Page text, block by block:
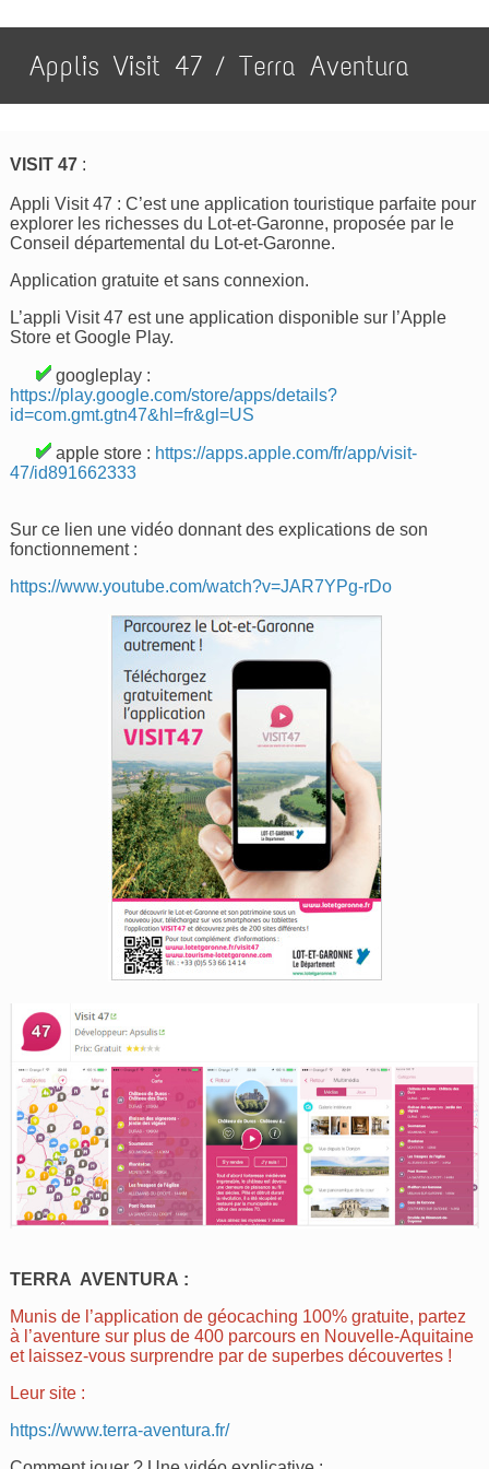
Applis Visit 47 / Terra Aventura
VISIT 47 :
Appli Visit 47 : C’est une application touristique parfaite pour
explorer les richesses du Lot-et-Garonne, proposée par le
Conseil départemental du Lot-et-Garonne.
Application gratuite et sans connexion.
L’appli Visit 47 est une application disponible sur l’Apple
Store et Google Play.
googleplay :
https://play.google.com/store/apps/details?
id=com.gmt.gtn47&hl=fr&gl=US
apple store : https://apps.apple.com/fr/app/visit-
47/id891662333
Sur ce lien une vidéo donnant des explications de son
fonctionnement :
https://www.youtube.com/watch?v=JAR7YPg-rDo
TERRA AVENTURA :
Munis de l’application de géocaching 100% gratuite, partez
à l’aventure sur plus de 400 parcours en Nouvelle-Aquitaine
et laissez-vous surprendre par de superbes découvertes !
Leur site :
https://www.terra-aventura.fr/